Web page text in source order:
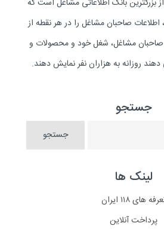
یکی از بزرگترین بانک اطلاعاتی مشاغل است که
صاحبان مشاغل را در هر نقطه از
صاحبان مشاغل، شغل خود و محصولات و
روزانه به هزاران نفر نمایش دهند.
جستجو
لینک ها
های ۱۱۸ ایران
پرداخت آنلاین